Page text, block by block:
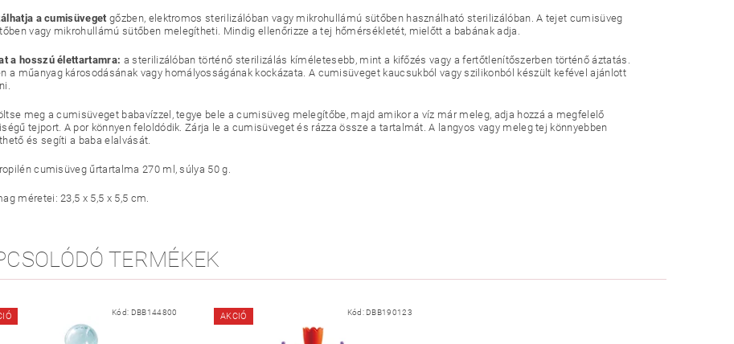
a cumisüveget gőzben, elektromos sterilizálóban vagy mikrohullámú sütőben használható sterilizálóban. A tejet cumisüveg
vagy mikrohullámú sütőben melegítheti. Mindig ellenőrizze a tej hőmérsékletét, mielőtt a babának adja.
a hosszú élettartamra: a sterilizálóban történő sterilizálás kíméletesebb, mint a kifőzés vagy a fertőtlenítőszerben történő áztatás.
a műanyag károsodásának vagy homályosságának kockázata. A cumisüveget kaucsukból vagy szilikonból készült kefével ajánlott
meg a cumisüveget babavízzel, tegye bele a cumisüveg melegítőbe, majd amikor a víz már meleg, adja hozzá a megfelelő
tejport. A por könnyen feloldódik. Zárja le a cumisüveget és rázza össze a tartalmát. A langyos vagy meleg tej könnyebben
és segíti a baba elalvását.
cumisüveg űrtartalma 270 ml, súlya 50 g.
méretei: 23,5 x 5,5 x 5,5 cm.
TERMÉKEK
Kód: DBB144800 AKCIÓ Kód: DBB190123